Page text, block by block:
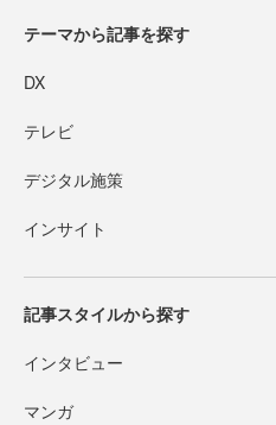
テーマから記事を探す
DX
テレビ
デジタル施策
インサイト
記事スタイルから探す
インタビュー
マンガ